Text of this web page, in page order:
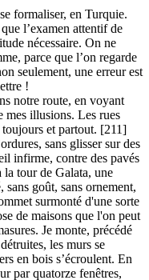
formaliser, en Turquie.
l’examen attentif de
nécessaire. On ne
parce que l’on regarde
seulement, une erreur est
!
notre route, en voyant
mes illusions. Les rues
toujours et partout. [211]
sans glisser sur des
infirme, contre des pavés
la tour de Galata, une
sans goût, sans ornement,
surmonté d'une sorte
de maisons que l'on peut
Je monte, précédé
les murs se
en bois s’écroulent. En
par quatorze fenêtres,